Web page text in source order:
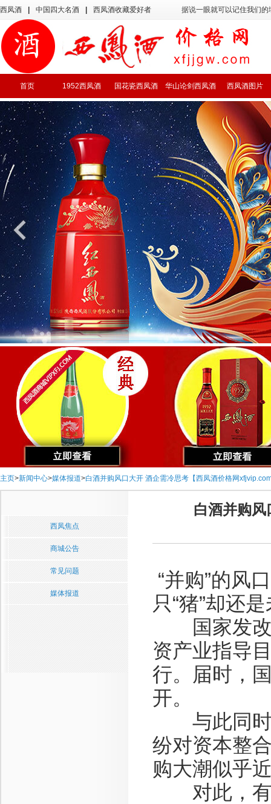
西凤酒 中国四大名酒 西凤酒收藏爱好者 据说一眼就可以记住我们
首页 1952西凤酒 国花瓷西凤酒 华山论剑西凤酒 西凤酒图片
主页>新闻中心>媒体报道>白酒并购风口大开 酒企需冷思考【西凤酒价格网
西凤焦点
商城公告
常见问题
媒体报道
白酒并购
“并购”的风
只“猪”却还
国家发改
资产业指导
行。届时，
开。
与此同时
纷对资本整
购大潮似乎
对此，有